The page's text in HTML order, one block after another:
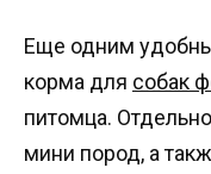
Еще одним
корма для собак
питомца.
мини пород, а